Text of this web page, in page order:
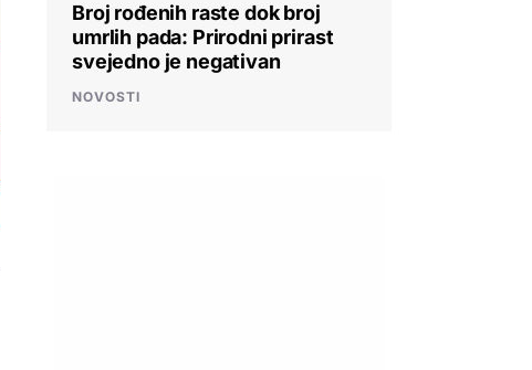
Broj rođenih raste dok broj
umrlih pada: Prirodni prirast
svejedno je negativan
NOVOSTI